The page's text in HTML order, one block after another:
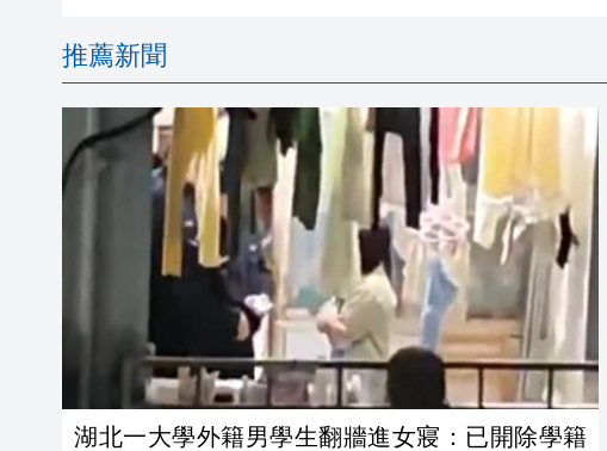
推薦新聞
湖北一大學外籍男學生翻牆進女寢：已開除學籍